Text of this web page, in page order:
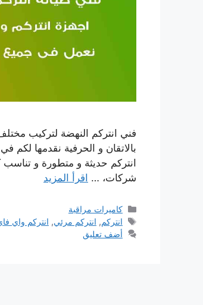
فني انتركم النهضة لتركيب
بالاتقان و الحرفية نقدمها لكم
انتركم حديثة و متطورة و
شركات، … اقرأ المزيد
التصنيفات
كاميرات مراقبة
الوسوم
انتركم, انتركم مرئي, انتركم واي
أضف تعليق